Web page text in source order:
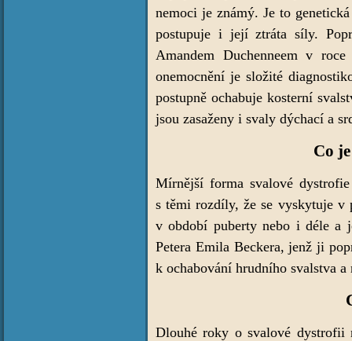
nemoci je známý. Je to
postupuje i její ztráta síly.
Amandem Duchenneem v
onemocnění je složité
postupně ochabuje kosterní
jsou zasaženy i svaly dýchací a
Co
Mírnější forma svalové
s těmi rozdíly, že se vyskytuje v
v období puberty nebo i déle a
Petera Emila Beckera, jenž ji
k ochabování hrudního svalstva
Dlouhé roky o svalové dystrofii